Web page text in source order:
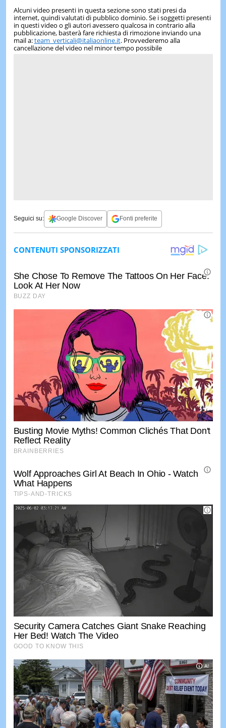
Alcuni video presenti in questa sezione sono stati presi da
internet, quindi valutati di pubblico dominio. Se i soggetti presenti
in questi video o gli autori avessero qualcosa in contrario alla
pubblicazione, basterà fare richiesta di rimozione inviando una
mail a:team_verticali@italiaonline.it. Provvederemo alla
cancellazione del video nel minor tempo possibile
Seguici su: Google Discover Fonti preferite